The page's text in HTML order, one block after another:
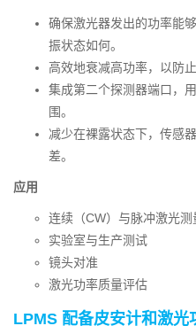
确保激光器发出的功率能
振状态如何。
高效地衰减高功率，以防止
集成第二个探测器端口，
围。
减少在裸露状态下，传感
差。
应用
连续（CW）与脉冲激光测
实验室与生产测试
镜头对准
激光功率质量评估
LPMS 配备皮安计和激光